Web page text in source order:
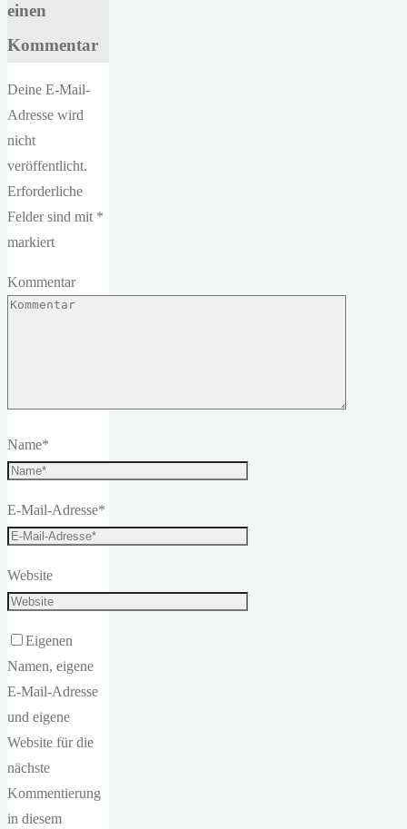
einen
Kommentar
Deine E-Mail-
Adresse wird
nicht
veröffentlicht.
Erforderliche
Felder sind mit *
markiert
Kommentar
Name*
E-Mail-Adresse*
Website
Eigenen
Namen, eigene
E-Mail-Adresse
und eigene
Website für die
nächste
Kommentierung
in diesem